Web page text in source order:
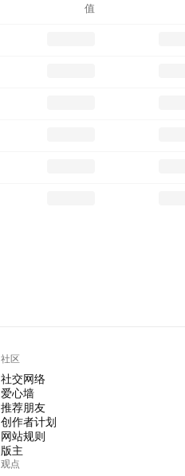
值
社区
社交网络
爱心墙
推荐朋友
创作者计划
网站规则
版主
观点